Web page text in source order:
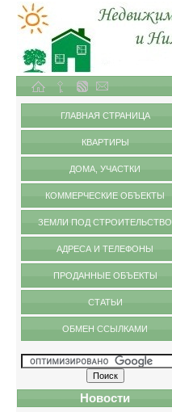
ГЛАВНАЯ СТРАНИЦА
КВАРТИРЫ
ДОМА, УЧАСТКИ
КОММЕРЧЕСКИЕ ОБЪЕКТЫ
ЗЕМЛИ ПОД СТРОИТЕЛЬСТВО
АДРЕСА И ТЕЛЕФОНЫ
ПРОДАННЫЕ ОБЪЕКТЫ
СТАТЬИ
ОБМЕН ССЫЛКАМИ
Новости